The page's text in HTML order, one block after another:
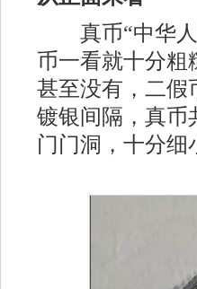
真币“中华人
币一看就十分粗
甚至没有，二假
镀银间隔，真币
门门洞，十分细